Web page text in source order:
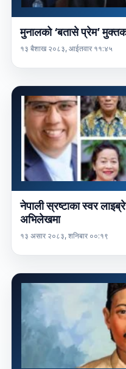
मुनालको ‘बतासे प्रेम’
१३ बैशाख २०८३, आईतवार ११:४५
नेपाली स्रष्टाका स्वर
अभिलेखमा
१३ असार २०८३, शनिबार ००:१९